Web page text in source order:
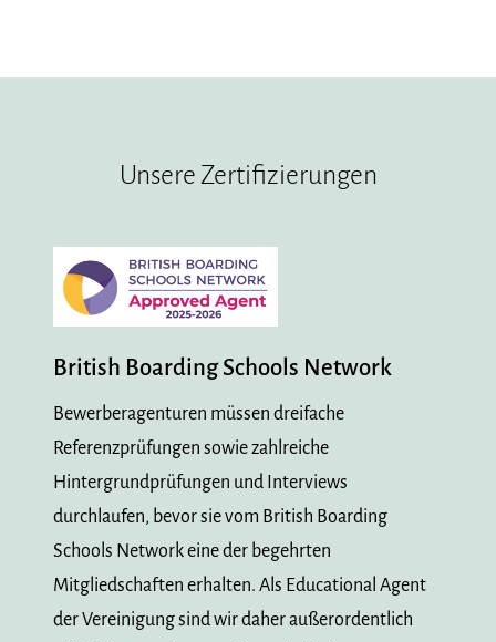
Unsere Zertifizierungen
British Boarding Schools Network
Bewerberagenturen müssen dreifache
Referenzprüfungen sowie zahlreiche
Hintergrundprüfungen und Interviews
durchlaufen, bevor sie vom British Boarding
Schools Network eine der begehrten
Mitgliedschaften erhalten. Als Educational Agent
der Vereinigung sind wir daher außerordentlich